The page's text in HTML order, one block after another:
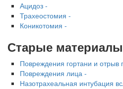
Ацидоз -
Трахеостомия -
Коникотомия -
Старые материалы
Повреждения гортани и отрыв
Повреждения лица -
Назотрахеальная интубация